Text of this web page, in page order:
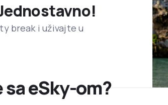
break i uživajte u
eSky-om?